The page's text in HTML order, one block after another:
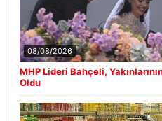
08/08/2026
MHP Lideri Bahçeli,
Oldu